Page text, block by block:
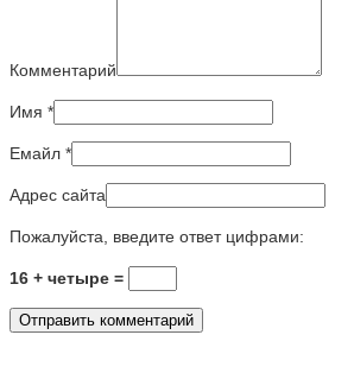
Комментарий
Имя *
Емайл *
Адрес сайта
Пожалуйста, введите ответ цифрами:
16 + четыре =